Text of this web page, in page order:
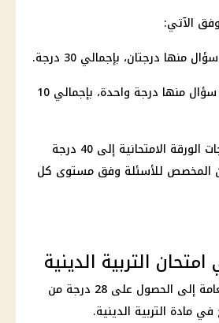
الآتي:
10 أسئلة، يُخصص لكل سؤال منها درجة واحدة، بإجمالي 10
وبذلك يصل مجموع درجات الورقة الامتحانية إلى 40 درجة
المخصص للأسئلة وفق مستوى كل
التربية الدينية
يحتاج طالب الثانوية العامة إلى الحصول على 28 درجة من